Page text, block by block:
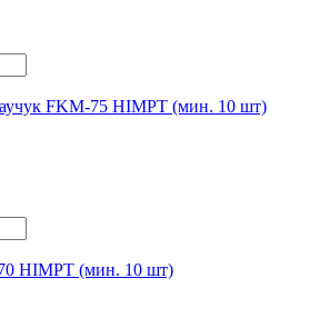
FKM-75 HIMPT (мин. 10 шт)
HIMPT (мин. 10 шт)